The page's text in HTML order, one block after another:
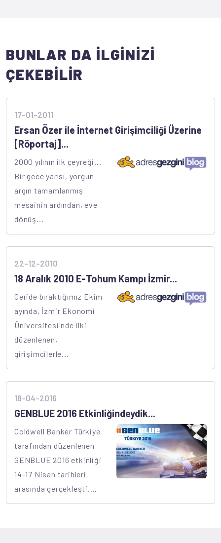
BUNLAR DA İLGİNİZİ
ÇEKEBİLİR
17-01-2011
Ersan Özer ile İnternet Girişimciliği Üzerine
[Röportaj]...
2000 yılının ilk çeyreği...
Bir gece yarısı, yorgun
argın tamamlanmış
mesainin ardından, eve
dönüş...
22-12-2010
18 Aralık 2010 E-Tohum Kampı İzmir...
Geride bıraktığımız Ekim
ayında, İzmir Ekonomi
Üniversitesi'nde ilki
düzenlenen,
girişimcilerle...
18-04-2016
GENBLUE 2016 Etkinliğindeydik...
Coldwell Banker Türkiye
tarafından düzenlenen
GENBLUE 2016 etkinliği
14-17 Nisan tarihleri
arasında gerçekleşti....